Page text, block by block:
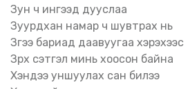
Зун ч ингээд дууслаа
Зуурдхан намар ч шувтрах нь
Зүүгээ бариад даавуугаа хэрэхээс
Зүрх сэтгэл минь хоосон байна
Хэндээ уншуулах сан билээ